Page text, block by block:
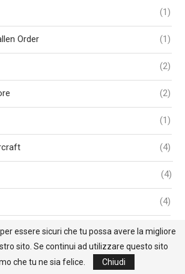
(1)
Order (1)
(2)
(2)
(1)
(4)
(4)
(4)
(1)
essere sicuri che tu possa avere la migliore
sito. Se continui ad utilizzare questo sito
che tu ne sia felice.
Chiudi